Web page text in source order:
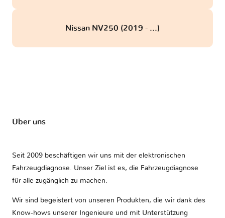
Nissan NV250 (2019 - ...)
Über uns
Seit 2009 beschäftigen wir uns mit der elektronischen
Fahrzeugdiagnose. Unser Ziel ist es, die Fahrzeugdiagnose
für alle zugänglich zu machen.
Wir sind begeistert von unseren Produkten, die wir dank des
Know-hows unserer Ingenieure und mit Unterstützung